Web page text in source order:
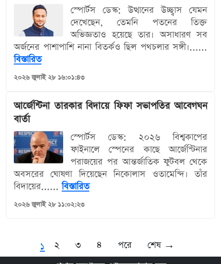
স্পোর্টস ডেস্ক: উত্থানের উচ্ছ্বাস যেমন
দেখেছেন, তেমনি পতনের তিক্ত
অভিজ্ঞতাও হয়েছে তার। অসাধারণ সব
অর্জনের পাশাপাশি নানা বিতর্কও ছিল পথচলার সঙ্গী।......
বিস্তারিত
২০২৬ জুলাই ২৮ ১৬:০১:৪৩
আর্জেন্টিনা তারকার বিদায়ে ফিফা সভাপতির আবেগঘন
বার্তা
স্পোর্টস ডেস্ক: ২০২৬ বিশ্বকাপের
ফাইনালে স্পেনের কাছে আর্জেন্টিনার
পরাজয়ের পর আন্তর্জাতিক ফুটবল থেকে
অবসরের ঘোষণা দিয়েছেন নিকোলাস ওতামেন্দি। তাঁর
বিদায়ের......বিস্তারিত
২০২৬ জুলাই ২৮ ১১:০২:২৩
১ ২ ৩ ৪ পরে
শেষ →